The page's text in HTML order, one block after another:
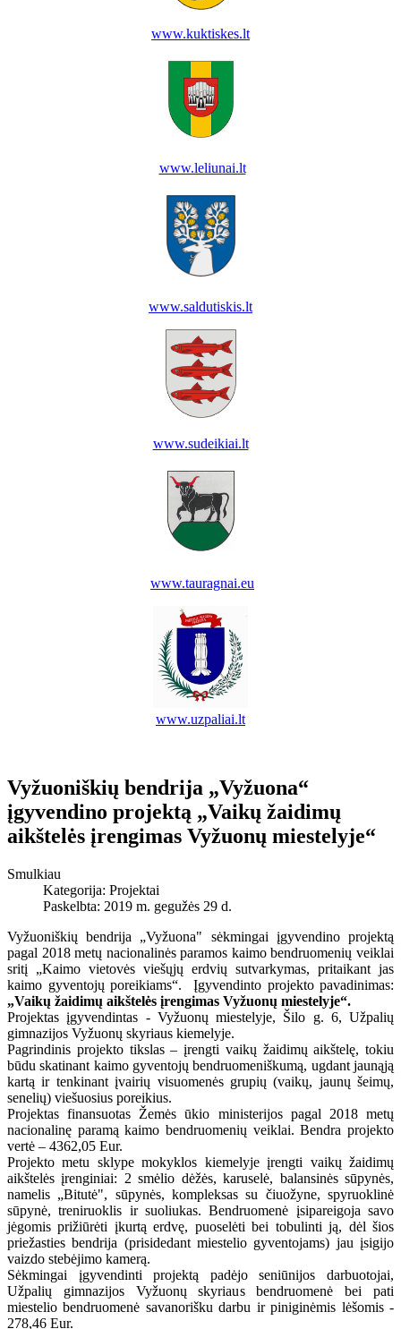
www.kuktiskes.lt
www.leliunai.lt
www.saldutiskis.lt
www.sudeikiai.lt
www.tauragnai.eu
www.uzpaliai.lt
Vyžuoniškių bendrija „Vyžuona“
įgyvendino projektą „Vaikų žaidimų
aikštelės įrengimas Vyžuonų miestelyje“
Smulkiau
Kategorija: Projektai
Paskelbta: 2019 m. gegužės 29 d.
Vyžuoniškių bendrija „Vyžuona" sėkmingai įgyvendino projektą
pagal 2018 metų nacionalinės paramos kaimo bendruomenių veiklai
sritį „Kaimo vietovės viešųjų erdvių sutvarkymas, pritaikant jas
kaimo gyventojų poreikiams“. Įgyvendinto projekto pavadinimas:
„Vaikų žaidimų aikštelės įrengimas Vyžuonų miestelyje“.
Projektas įgyvendintas - Vyžuonų miestelyje, Šilo g. 6, Užpalių
gimnazijos Vyžuonų skyriaus kiemelyje.
Pagrindinis projekto tikslas – įrengti vaikų žaidimų aikštelę, tokiu
būdu skatinant kaimo gyventojų bendruomeniškumą, ugdant jaunąją
kartą ir tenkinant įvairių visuomenės grupių (vaikų, jaunų šeimų,
senelių) viešuosius poreikius.
Projektas finansuotas Žemės ūkio ministerijos pagal 2018 metų
nacionalinę paramą kaimo bendruomenių veiklai. Bendra projekto
vertė – 4362,05 Eur.
Projekto metu sklype mokyklos kiemelyje įrengti vaikų žaidimų
aikštelės įrenginiai: 2 smėlio dėžės, karuselė, balansinės sūpynės,
namelis „Bitutė", sūpynės, kompleksas su čiuožyne, spyruoklinė
sūpynė, treniruoklis ir suoliukas. Bendruomenė įsipareigoja savo
jėgomis prižiūrėti įkurtą erdvę, puoselėti bei tobulinti ją, dėl šios
priežasties bendrija (prisidedant miestelio gyventojams) jau įsigijo
vaizdo stebėjimo kamerą.
Sėkmingai įgyvendinti projektą padėjo seniūnijos darbuotojai,
Užpalių gimnazijos Vyžuonų skyriaus bendruomenė bei pati
miestelio bendruomenė savanorišku darbu ir piniginėmis lėšomis -
278,46 Eur.